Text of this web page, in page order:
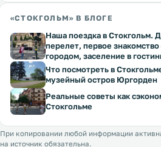
терминалов Вертан, в 10 минутах
езды от центра Стокгольма. К
Wi-Fi, тренажерный зал и сауна, а
также скай-бар с видом на город. .
Перейти →
«СТОКГОЛЬМ» В БЛОГЕ
Наша поездка в Стокгольм.
перелет, первое знакомство
городом, заселение в
Что посмотреть в
музейный остров Юргорден
Реальные советы как
Стокгольме
При копировании любой информации
на источник обязательна.